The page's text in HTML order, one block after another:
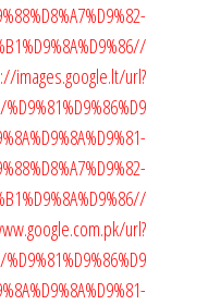
images.google.lt/url?
url?